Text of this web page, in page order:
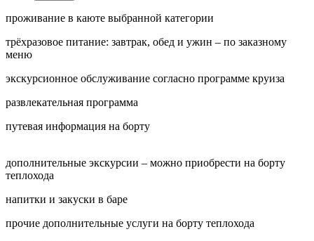
проживание в каюте выбранной категории
трёхразовое питание: завтрак, обед и ужин – по заказному
меню
экскурсионное обслуживание согласно программе круиза
развлекательная программа
путевая информация на борту
дополнительные экскурсии – можно приобрести на борту
теплохода
напитки и закуски в баре
прочие дополнительные услуги на борту теплохода